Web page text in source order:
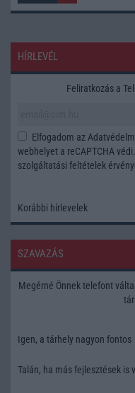
HÍRLEVÉL
Feliratkozás a
Elfogadom az
webhelyet a reCAPTCHA
szolgáltatási feltételek
Korábbi hírlevelek
SZAVAZÁS
Megérné Önnek telefont
Igen, a tárhely nagyon fontos
Talán, ha más fejlesztések is